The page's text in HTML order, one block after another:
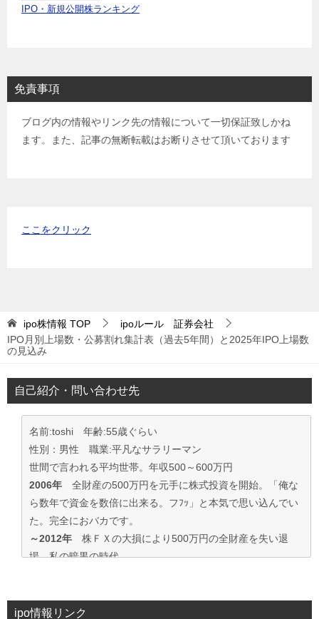
IPO・新規公開株ランキング
免責事項
ブログ内の情報やリンク先の情報について一切保証致しかね
ます。また、記事の無断転載はお断りさせて頂いております
ここをクリック
ipo株情報 TOP
ipoルール 証券会社
IPO月別上場数・公募割れ集計表（過去5年間）と2025年IPO上場数
の見込み
自己紹介・問い合わせ先
名前:toshi 年齢:55歳ぐらい
性別：男性 職業:平凡なサラリーマン
世間で言われる平均世帯。年収500～600万円
2006年 全財産の500万円を元手に株式投資を開始。「俺な
ら数年で資金を数倍に出来る。フﾌｯ」と本気で思い込んでい
た。完全におバカです。
～2012年 株ＦＸの大損により500万円の全財産を失い退
場。私の暗黒の時代。
投資の王道は手堅くｺﾂｺﾂ長期間、実践して利益を積上げて行
ipo情報リンク